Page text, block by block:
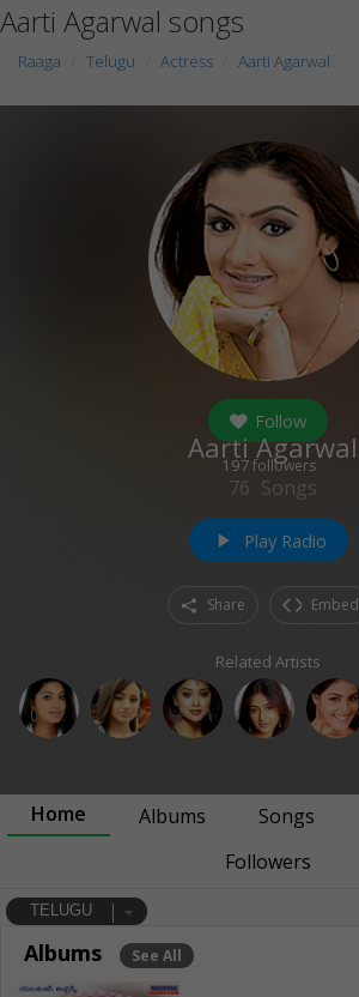
Aarti Agarwal songs
Raaga Telugu Actress Aarti Agarwal
Follow
197followers
Aarti Agarwal
76 Songs
play_arrow Play Radio
Share Embed
Related Artists
Home Albums Songs
Followers
TELUGU
Albums See All